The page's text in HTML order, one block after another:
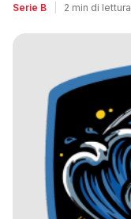
Serie B 2 min di lettura